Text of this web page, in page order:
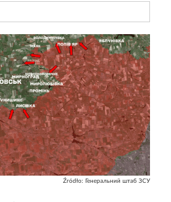
Źródło: Генеральний штаб ЗСУ